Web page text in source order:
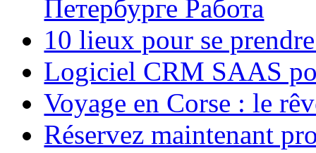
Петербурге Работа
10 lieux pour se
Logiciel CRM SAAS
Voyage en Corse : le
Réservez maintenant